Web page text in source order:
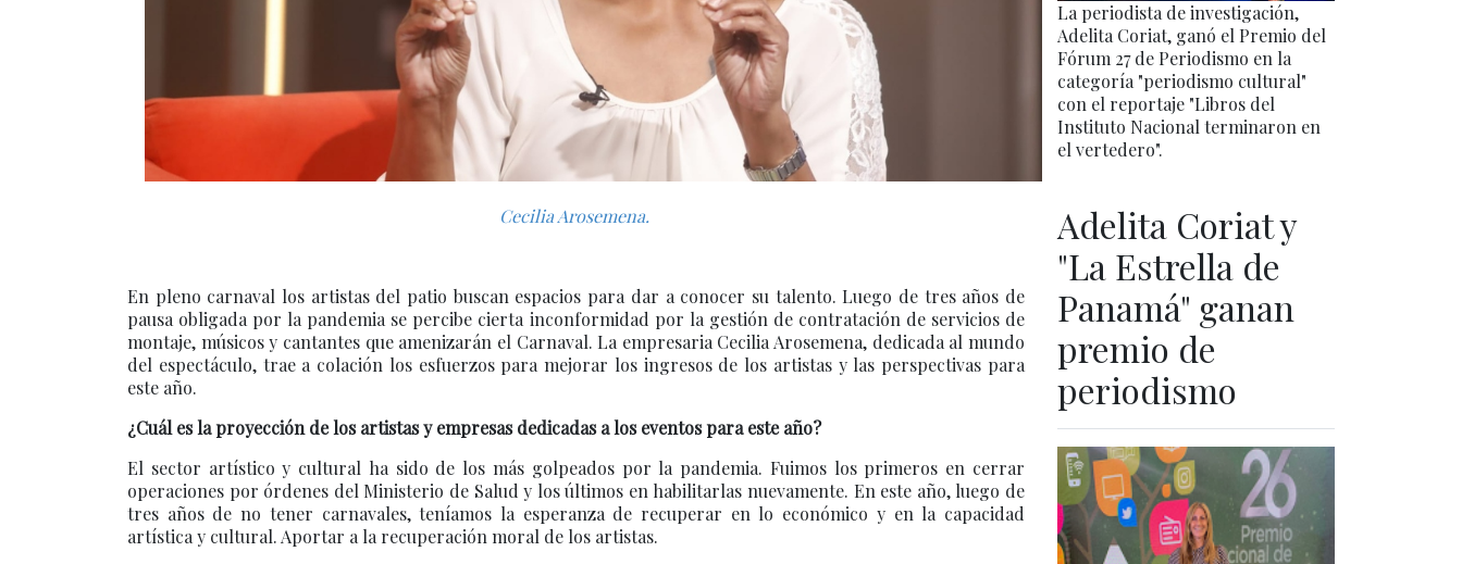
Cecilia Arosemena.
En pleno carnaval los artistas del patio buscan espacios para dar a conocer su talento. Luego de tres años de
pausa obligada por la pandemia se percibe cierta inconformidad por la gestión de contratación de servicios de
montaje, músicos y cantantes que amenizarán el Carnaval. La empresaria Cecilia Arosemena, dedicada al mundo
del espectáculo, trae a colación los esfuerzos para mejorar los ingresos de los artistas y las perspectivas para
este año.
¿Cuál es la proyección de los artistas y empresas dedicadas a los eventos para este año?
El sector artístico y cultural ha sido de los más golpeados por la pandemia. Fuimos los primeros en cerrar
operaciones por órdenes del Ministerio de Salud y los últimos en habilitarlas nuevamente. En este año, luego de
tres años de no tener carnavales, teníamos la esperanza de recuperar en lo económico y en la capacidad
artística y cultural. Aportar a la recuperación moral de los artistas.
La periodista de investigación,
Adelita Coriat, ganó el Premio del
Fórum 27 de Periodismo en la
categoría "periodismo cultural"
con el reportaje "Libros del
Instituto Nacional terminaron en
el vertedero".
Adelita Coriat y
"La Estrella de
Panamá" ganan
premio de
periodismo